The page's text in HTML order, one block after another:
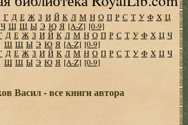
Г Д Е Ж З И Й К Л М Н О П Р С Т У Ф Х Ц
Ч Ш Щ Ы Э Ю Я [A-Z] [0-9]
Д Е Ж З И Й К Л М Н О П Р С Т У Ф Х Ц Ч
Ш Щ Ы Э Ю Я [A-Z] [0-9]
Д Е Ж З И Й К Л М Н О П Р С Т У Ф Х Ц Ч
Ш Щ Ы Э Ю Я [A-Z] [0-9]
Васил - все книги автора